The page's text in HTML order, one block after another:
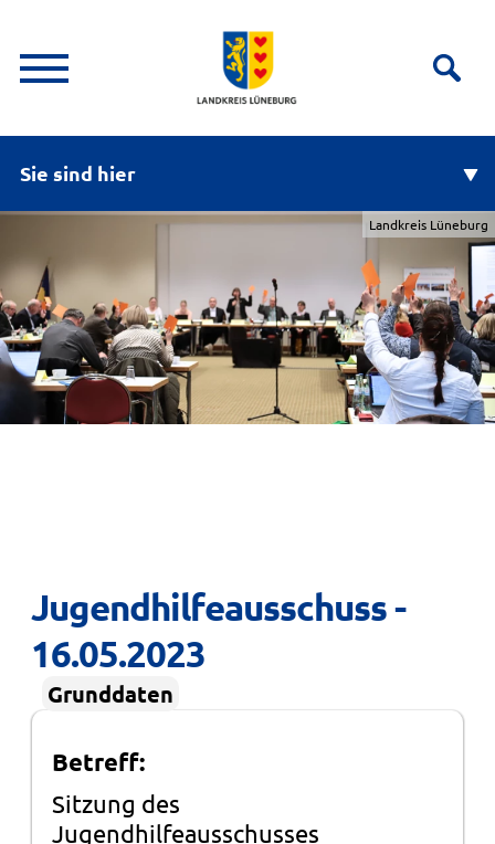
Sie sind hier
Landkreis Lüneburg
Jugendhilfeausschuss -
16.05.2023
Grunddaten
Betreff:
Sitzung des
Jugendhilfeausschusses